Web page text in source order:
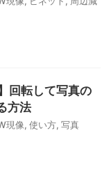
回転して写真の
方法
現像, 使い方, 写真